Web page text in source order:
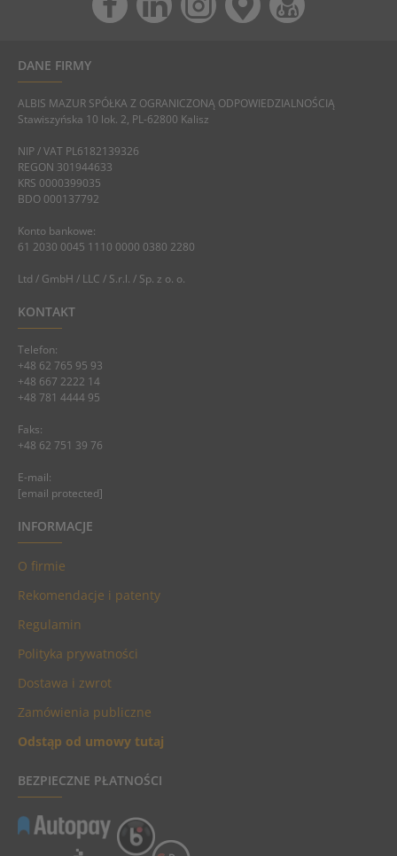
DANE FIRMY
ALBIS MAZUR SPÓŁKA Z OGRANICZONĄ ODPOWIEDZIALNOŚCIĄ
Stawiszyńska 10 lok. 2, PL-62800 Kalisz
NIP / VAT PL6182139326
REGON 301944633
KRS 0000399035
BDO 000137792
Konto bankowe:
61 2030 0045 1110 0000 0380 2280
Ltd / GmbH / LLC / S.r.l. / Sp. z o. o.
KONTAKT
Telefon:
+48 62 765 95 93
+48 667 2222 14
+48 781 4444 95
Faks:
+48 62 751 39 76
E-mail:
[email protected]
INFORMACJE
O firmie
Rekomendacje i patenty
Regulamin
Polityka prywatności
Dostawa i zwrot
Zamówienia publiczne
Odstąp od umowy tutaj
BEZPIECZNE PŁATNOŚCI